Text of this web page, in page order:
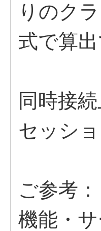
りのク
式で算出
同時接
セッシ
ご参考：
機能・